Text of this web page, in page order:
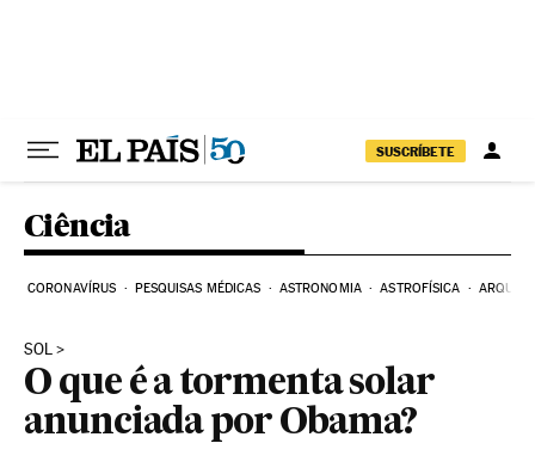
SUSCRÍBETE
Ciência
CORONAVÍRUS PESQUISAS MÉDICAS ASTRONOMIA ASTROFÍSICA
SOL
O que é a tormenta solar
anunciada por Obama?